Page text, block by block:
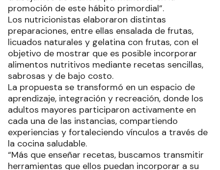
promoción de este hábito primordial”.
Los nutricionistas elaboraron distintas
preparaciones, entre ellas ensalada de frutas,
licuados naturales y gelatina con frutas, con el
objetivo de mostrar que es posible incorporar
alimentos nutritivos mediante recetas sencillas,
sabrosas y de bajo costo.
La propuesta se transformó en un espacio de
aprendizaje, integración y recreación, donde los
adultos mayores participaron activamente en
cada una de las instancias, compartiendo
experiencias y fortaleciendo vínculos a través de
la cocina saludable.
“Más que enseñar recetas, buscamos transmitir
herramientas que ellos puedan incorporar a su